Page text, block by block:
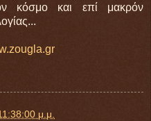
κόσμο και επί μακρόν
μ.μ.